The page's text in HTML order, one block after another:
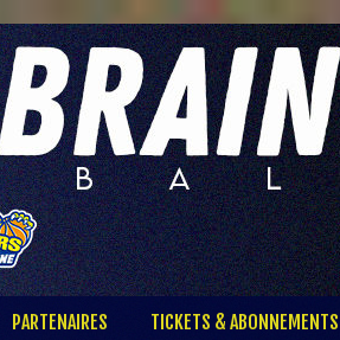
PARTENAIRES TICKETS & ABONNEMENTS